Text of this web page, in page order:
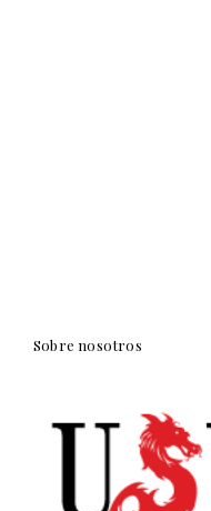
Sobre nosotros